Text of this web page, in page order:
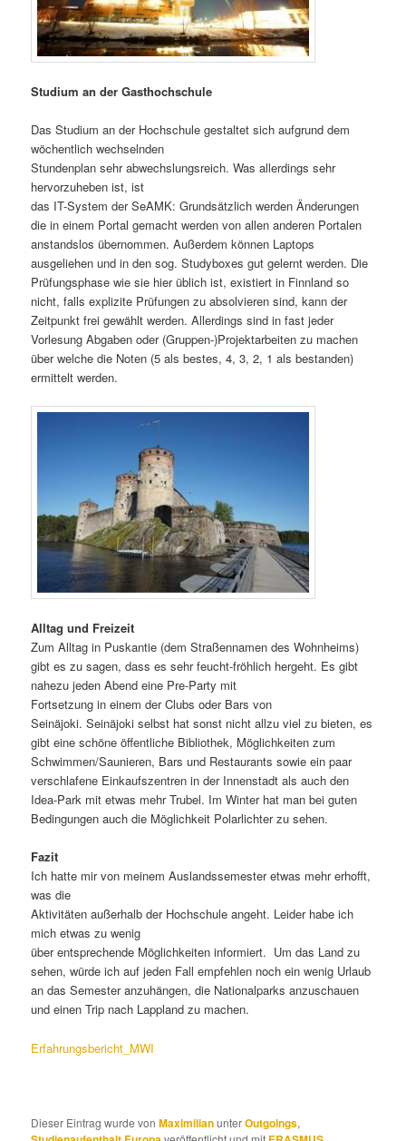
Studium an der Gasthochschule
Das Studium an der Hochschule gestaltet sich aufgrund dem
wöchentlich wechselnden
Stundenplan sehr abwechslungsreich. Was allerdings sehr
hervorzuheben ist, ist
das IT-System der SeAMK: Grundsätzlich werden Änderungen
die in einem Portal gemacht werden von allen anderen Portalen
anstandslos übernommen. Außerdem können Laptops
ausgeliehen und in den sog. Studyboxes gut gelernt werden. Die
Prüfungsphase wie sie hier üblich ist, existiert in Finnland so
nicht, falls explizite Prüfungen zu absolvieren sind, kann der
Zeitpunkt frei gewählt werden. Allerdings sind in fast jeder
Vorlesung Abgaben oder (Gruppen-)Projektarbeiten zu machen
über welche die Noten (5 als bestes, 4, 3, 2, 1 als bestanden)
ermittelt werden.
Alltag und Freizeit
Zum Alltag in Puskantie (dem Straßennamen des Wohnheims)
gibt es zu sagen, dass es sehr feucht-fröhlich hergeht. Es gibt
nahezu jeden Abend eine Pre-Party mit
Fortsetzung in einem der Clubs oder Bars von
Seinäjoki. Seinäjoki selbst hat sonst nicht allzu viel zu bieten, es
gibt eine schöne öffentliche Bibliothek, Möglichkeiten zum
Schwimmen/Saunieren, Bars und Restaurants sowie ein paar
verschlafene Einkaufszentren in der Innenstadt als auch den
Idea-Park mit etwas mehr Trubel. Im Winter hat man bei guten
Bedingungen auch die Möglichkeit Polarlichter zu sehen.
Fazit
Ich hatte mir von meinem Auslandssemester etwas mehr erhofft,
was die
Aktivitäten außerhalb der Hochschule angeht. Leider habe ich
mich etwas zu wenig
über entsprechende Möglichkeiten informiert. Um das Land zu
sehen, würde ich auf jeden Fall empfehlen noch ein wenig Urlaub
an das Semester anzuhängen, die Nationalparks anzuschauen
und einen Trip nach Lappland zu machen.
Erfahrungsbericht_MWI
Dieser Eintrag wurde vonMaximilianunterOutgoings,